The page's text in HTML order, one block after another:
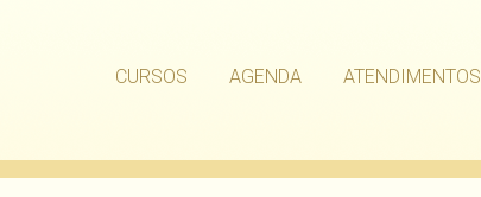
CURSOS AGENDA ATENDIMENTOS